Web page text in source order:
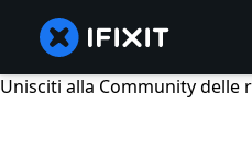
Unisciti alla Community delle